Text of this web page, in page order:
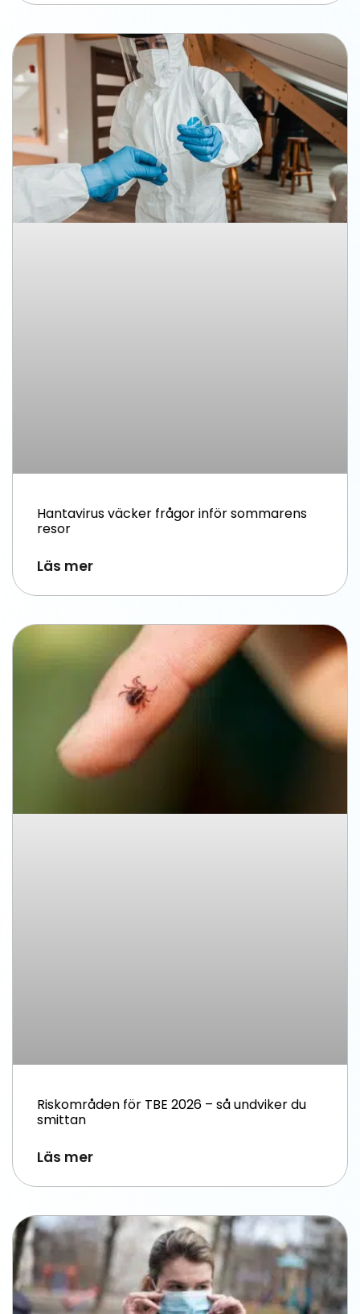
Hantavirus väcker frågor inför sommarens
resor
Läs mer
Riskområden för TBE 2026 – så undviker du
smittan
Läs mer